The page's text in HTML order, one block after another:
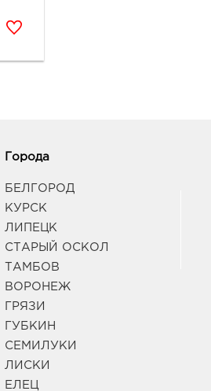
9:00 -
Курск Европа-20:
305040, Курская
9:00 -
Города
БЕЛГОРОД
КУРСК
ЛИПЕЦК
СТАРЫЙ ОСКОЛ
ТАМБОВ
ВОРОНЕЖ
ГРЯЗИ
ГУБКИН
СЕМИЛУКИ
ЛИСКИ
ЕЛЕЦ